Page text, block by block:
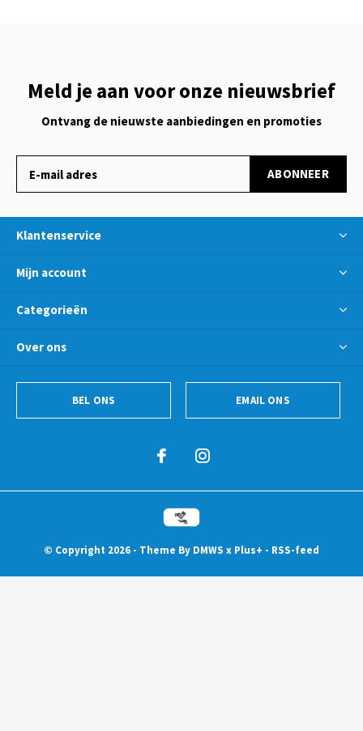
Meld je aan voor onze nieuwsbrief
Ontvang de nieuwste aanbiedingen en promoties
ABONNEER
Klantenservice
Mijn account
Categorieën
Over ons
BEL ONS EMAIL ONS
© Copyright 2026 - Theme By DMWS x Plus+ - RSS-feed